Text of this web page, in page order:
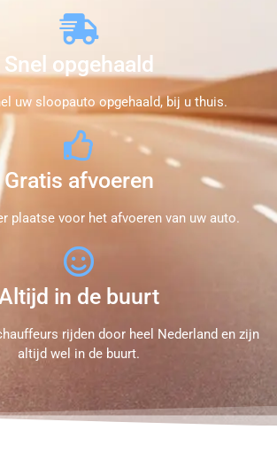
Snel opgehaald
uw sloopauto opgehaald, bij u thuis.
Gratis afvoeren
plaatse voor het afvoeren van uw auto.
in de buurt
rijden door heel Nederland en zijn
altijd wel in de buurt.